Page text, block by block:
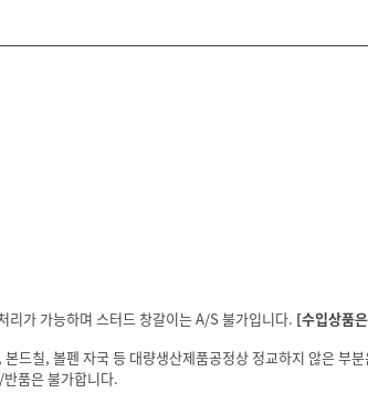
리가 가능하며 스터드 창갈이는 A/S 불가입니다. [수입상품
드칠, 볼펜 자국 등 대량생산제품공정상 정교하지 않은 부
품은 불가합니다.